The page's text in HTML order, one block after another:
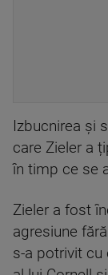
Izbucnirea și
care Zieler a
în timp ce se
Zieler a fost
agresiune
s-a potrivit cu